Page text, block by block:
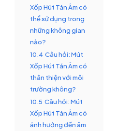
Xốp Hút Tán Âm có
thể sử dụng trong
những không gian
nào?
10.4 Câu hỏi: Mút
Xốp Hút Tán Âm có
thân thiện với môi
trường không?
10.5 Câu hỏi: Mút
Xốp Hút Tán Âm có
ảnh hưởng đến âm